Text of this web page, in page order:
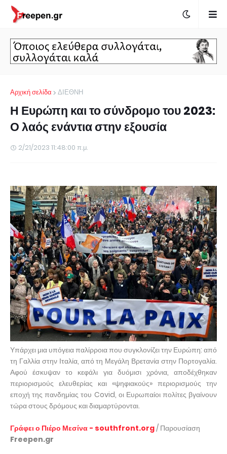
Αρχική σελίδα ΔΙΕΘΝΗ
Η Ευρώπη και το σύνδρομο του 2023:
Ο λαός ενάντια στην εξουσία
2/21/2023 11:48:00 π.μ.
Υπάρχει μια υπόγεια παλίρροια που συγκλονίζει την Ευρώπη: από
τη Γαλλία στην Ιταλία, από τη Μεγάλη Βρετανία στην Πορτογαλία.
Αφού έσκυψαν το κεφάλι για δυόμισι χρόνια, αποδέχθηκαν
περιορισμούς ελευθερίας και «ψηφιακούς» περιορισμούς την
εποχή της πανδημίας του Covid, οι Ευρωπαίοι πολίτες βγαίνουν
τώρα στους δρόμους και διαμαρτύρονται.
Γράφει ο Πιέρο Μεσίνα - southfront.org/ Παρουσίαση
Freepen.gr